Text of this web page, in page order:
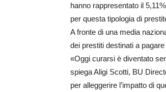
hanno rappresentato il
per questa tipologia di
A fronte di una media
dei prestiti destinati a
«Oggi curarsi è diventato
spiega Aligi Scotti, BU
per alleggerire l’impatto di